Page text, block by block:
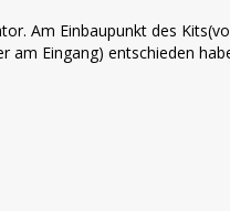
Am Einbaupunkt des
Eingang) entschieden